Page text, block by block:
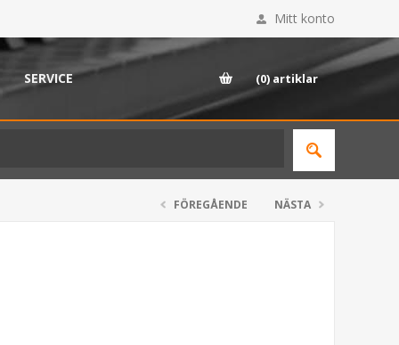
Mitt konto
SERVICE (0) artiklar
FÖREGÅENDE NÄSTA